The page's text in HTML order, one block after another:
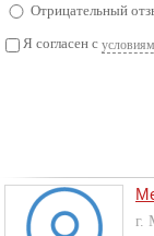
Отрицательный
Я согласен с
г.